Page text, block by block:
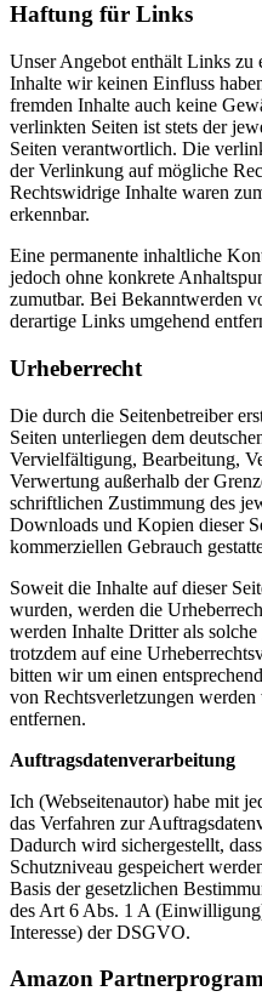
Haftung für Links
Unser Angebot enthält Links zu
Inhalte wir keinen Einfluss
fremden Inhalte auch keine
verlinkten Seiten ist stets der
Seiten verantwortlich. Die
der Verlinkung auf mögliche
Rechtswidrige Inhalte waren
erkennbar.
Eine permanente inhaltliche
jedoch ohne konkrete
zumutbar. Bei Bekanntwerden
derartige Links umgehend
Urheberrecht
Die durch die Seitenbetreiber
Seiten unterliegen dem
Vervielfältigung, Bearbeitung,
Verwertung außerhalb der
schriftlichen Zustimmung des
Downloads und Kopien dieser
kommerziellen Gebrauch
Soweit die Inhalte auf dieser
wurden, werden die
werden Inhalte Dritter als
trotzdem auf eine
bitten wir um einen
von Rechtsverletzungen
entfernen.
Auftragsdatenverarbeitung
Ich (Webseitenautor) habe mit
das Verfahren zur
Dadurch wird sichergestellt,
Schutzniveau gespeichert
Basis der gesetzlichen
des Art 6 Abs. 1 A
Interesse) der DSGVO.
Amazon